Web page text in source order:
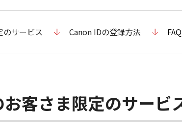
のサービス Canon IDの登録方法 FAQ
客さま限定のサービ